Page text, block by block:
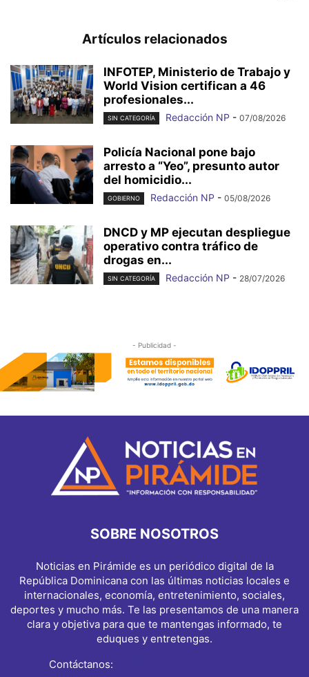
Artículos relacionados
INFOTEP, Ministerio de Trabajo y
World Vision certifican a 46
profesionales...
SIN CATEGORÍA Redacción NP - 07/08/2026
Policía Nacional pone bajo
arresto a “Yeo”, presunto autor
del homicidio...
GOBIERNO Redacción NP - 05/08/2026
DNCD y MP ejecutan despliegue
operativo contra tráfico de
drogas en...
SIN CATEGORÍA Redacción NP - 28/07/2026
- Publicidad -
SOBRE NOSOTROS
Noticias en Pirámide es un periódico digital de la
República Dominicana con las últimas noticias locales e
internacionales, economía, entretenimiento, sociales,
deportes y mucho más. Te las presentamos de una manera
clara y objetiva para que te mantengas informado, te
eduques y entretengas.
Contáctanos: